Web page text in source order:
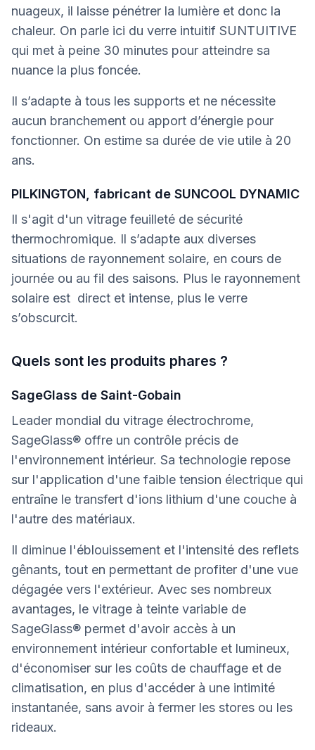
nuageux, il laisse pénétrer la lumière et donc la
chaleur. On parle ici du verre intuitif SUNTUITIVE
qui met à peine 30 minutes pour atteindre sa
nuance la plus foncée.
Il s’adapte à tous les supports et ne nécessite
aucun branchement ou apport d’énergie pour
fonctionner. On estime sa durée de vie utile à 20
ans.
PILKINGTON, fabricant de SUNCOOL DYNAMIC
Il s'agit d'un vitrage feuilleté de sécurité
thermochromique. Il s’adapte aux diverses
situations de rayonnement solaire, en cours de
journée ou au fil des saisons. Plus le rayonnement
solaire est direct et intense, plus le verre
s’obscurcit.
Quels sont les produits phares ?
SageGlass de Saint-Gobain
Leader mondial du vitrage électrochrome,
SageGlass® offre un contrôle précis de
l'environnement intérieur. Sa technologie repose
sur l'application d'une faible tension électrique qui
entraîne le transfert d'ions lithium d'une couche à
l'autre des matériaux.
Il diminue l'éblouissement et l'intensité des reflets
gênants, tout en permettant de profiter d'une vue
dégagée vers l'extérieur. Avec ses nombreux
avantages, le vitrage à teinte variable de
SageGlass® permet d'avoir accès à un
environnement intérieur confortable et lumineux,
d'économiser sur les coûts de chauffage et de
climatisation, en plus d'accéder à une intimité
instantanée, sans avoir à fermer les stores ou les
rideaux.